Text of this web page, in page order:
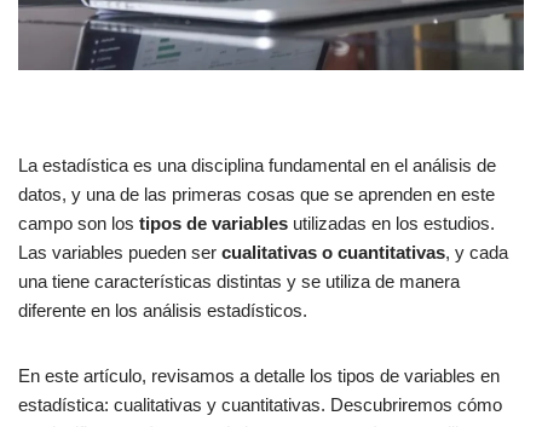
La estadística es una disciplina fundamental en el análisis de
datos, y una de las primeras cosas que se aprenden en este
campo son los tipos de variables utilizadas en los estudios.
Las variables pueden ser cualitativas o cuantitativas, y cada
una tiene características distintas y se utiliza de manera
diferente en los análisis estadísticos.
En este artículo, revisamos a detalle los tipos de variables en
estadística: cualitativas y cuantitativas. Descubriremos cómo